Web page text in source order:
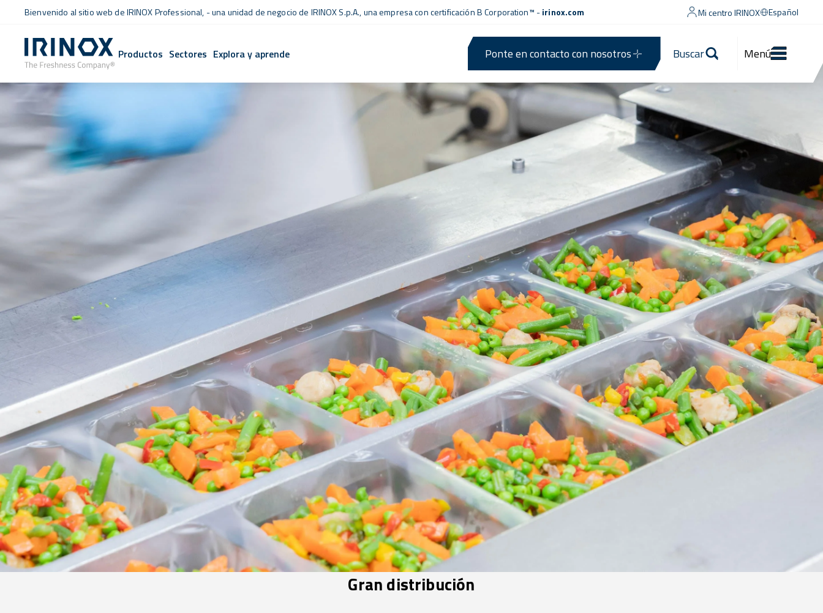
Bienvenido al sitio web de IRINOX Professional, - una unidad de negocio de IRINOX S.p.A., una empresa concertificación B Corporation™ -irinox.com Mi centro IRINOX Español
Productos Sectores Explora y aprende Ponte en contacto con nosotros Buscar Menú
Gran distribución